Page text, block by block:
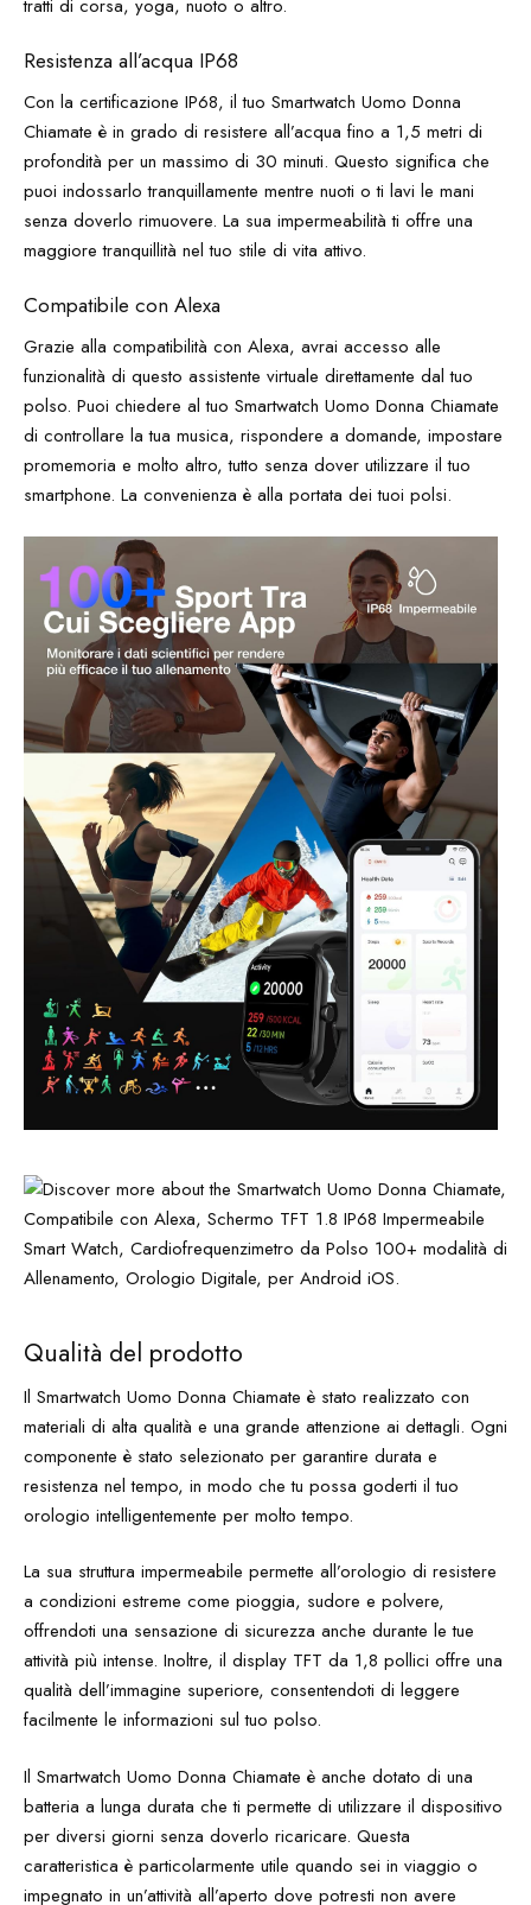
tratti di corsa, yoga, nuoto o altro.
Resistenza all’acqua IP68
Con la certificazione IP68, il tuo Smartwatch Uomo Donna
Chiamate è in grado di resistere all’acqua fino a 1,5 metri di
profondità per un massimo di 30 minuti. Questo significa che
puoi indossarlo tranquillamente mentre nuoti o ti lavi le mani
senza doverlo rimuovere. La sua impermeabilità ti offre una
maggiore tranquillità nel tuo stile di vita attivo.
Compatibile con Alexa
Grazie alla compatibilità con Alexa, avrai accesso alle
funzionalità di questo assistente virtuale direttamente dal tuo
polso. Puoi chiedere al tuo Smartwatch Uomo Donna Chiamate
di controllare la tua musica, rispondere a domande, impostare
promemoria e molto altro, tutto senza dover utilizzare il tuo
smartphone. La convenienza è alla portata dei tuoi polsi.
Qualità del prodotto
Il Smartwatch Uomo Donna Chiamate è stato realizzato con
materiali di alta qualità e una grande attenzione ai dettagli. Ogni
componente è stato selezionato per garantire durata e
resistenza nel tempo, in modo che tu possa goderti il tuo
orologio intelligentemente per molto tempo.
La sua struttura impermeabile permette all’orologio di resistere
a condizioni estreme come pioggia, sudore e polvere,
offrendoti una sensazione di sicurezza anche durante le tue
attività più intense. Inoltre, il display TFT da 1,8 pollici offre una
qualità dell’immagine superiore, consentendoti di leggere
facilmente le informazioni sul tuo polso.
Il Smartwatch Uomo Donna Chiamate è anche dotato di una
batteria a lunga durata che ti permette di utilizzare il dispositivo
per diversi giorni senza doverlo ricaricare. Questa
caratteristica è particolarmente utile quando sei in viaggio o
impegnato in un’attività all’aperto dove potresti non avere